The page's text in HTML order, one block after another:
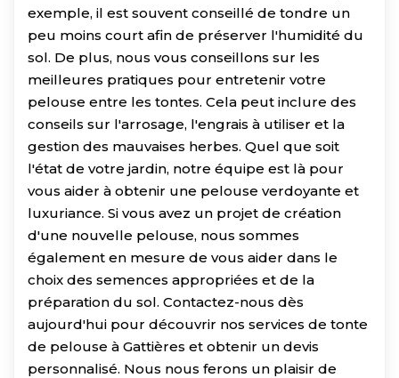
exemple, il est souvent conseillé de tondre un
peu moins court afin de préserver l'humidité du
sol. De plus, nous vous conseillons sur les
meilleures pratiques pour entretenir votre
pelouse entre les tontes. Cela peut inclure des
conseils sur l'arrosage, l'engrais à utiliser et la
gestion des mauvaises herbes. Quel que soit
l'état de votre jardin, notre équipe est là pour
vous aider à obtenir une pelouse verdoyante et
luxuriance. Si vous avez un projet de création
d'une nouvelle pelouse, nous sommes
également en mesure de vous aider dans le
choix des semences appropriées et de la
préparation du sol. Contactez-nous dès
aujourd'hui pour découvrir nos services de tonte
de pelouse à Gattières et obtenir un devis
personnalisé. Nous nous ferons un plaisir de